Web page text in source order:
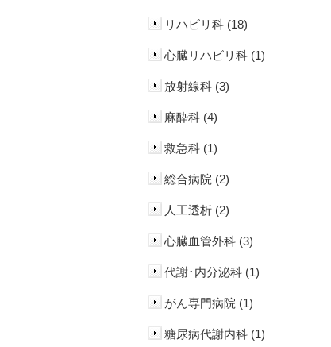
リハビリ科 (18)
心臓リハビリ科 (1)
放射線科 (3)
麻酔科 (4)
救急科 (1)
総合病院 (2)
人工透析 (2)
心臓血管外科 (3)
代謝･内分泌科 (1)
がん専門病院 (1)
糖尿病代謝内科 (1)